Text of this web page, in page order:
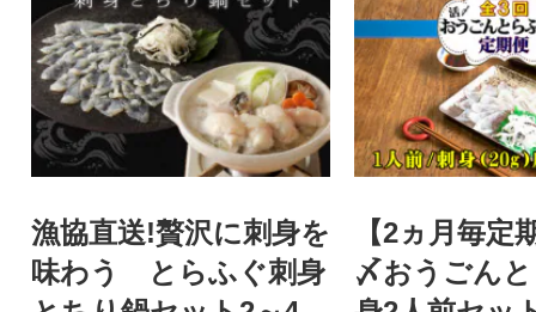
漁協直送!贅沢に刺身を
味わう とらふぐ刺身
【2ヵ月毎定
〆おうごん